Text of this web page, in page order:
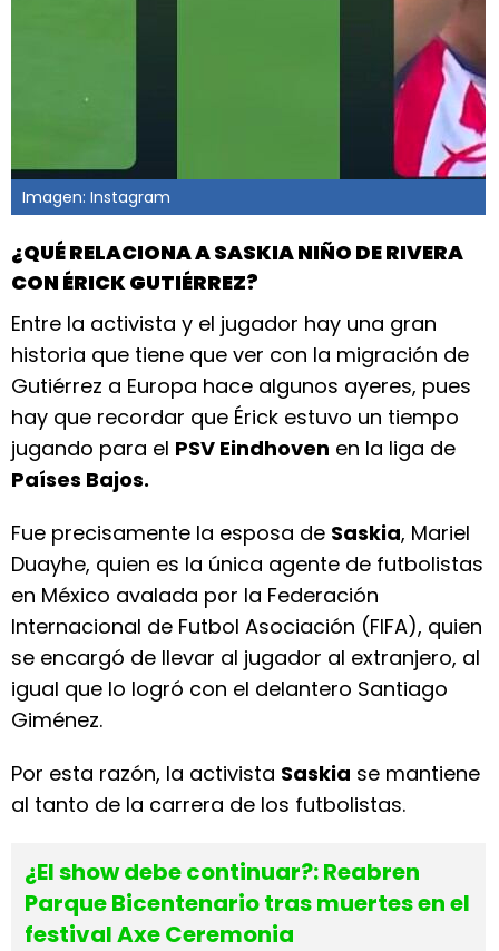
Imagen: Instagram
¿QUÉ RELACIONA A SASKIA NIÑO DE RIVERA
CON ÉRICK GUTIÉRREZ?
Entre la activista y el jugador hay una gran
historia que tiene que ver con la migración de
Gutiérrez a Europa hace algunos ayeres, pues
hay que recordar que Érick estuvo un tiempo
jugando para el PSV Eindhoven en la liga de
Países Bajos.
Fue precisamente la esposa de Saskia, Mariel
Duayhe, quien es la única agente de futbolistas
en México avalada por la Federación
Internacional de Futbol Asociación (FIFA), quien
se encargó de llevar al jugador al extranjero, al
igual que lo logró con el delantero Santiago
Giménez.
Por esta razón, la activista Saskia se mantiene
al tanto de la carrera de los futbolistas.
¿El show debe continuar?: Reabren
Parque Bicentenario tras muertes en el
festival Axe Ceremonia